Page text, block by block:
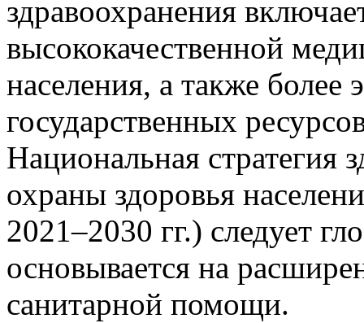
здравоохранения
высококачественной
населения, а также более
государственных
Национальная стратегия
охраны здоровья
2021–2030 гг.)‎ следует
основывается на
санитарной помощи.